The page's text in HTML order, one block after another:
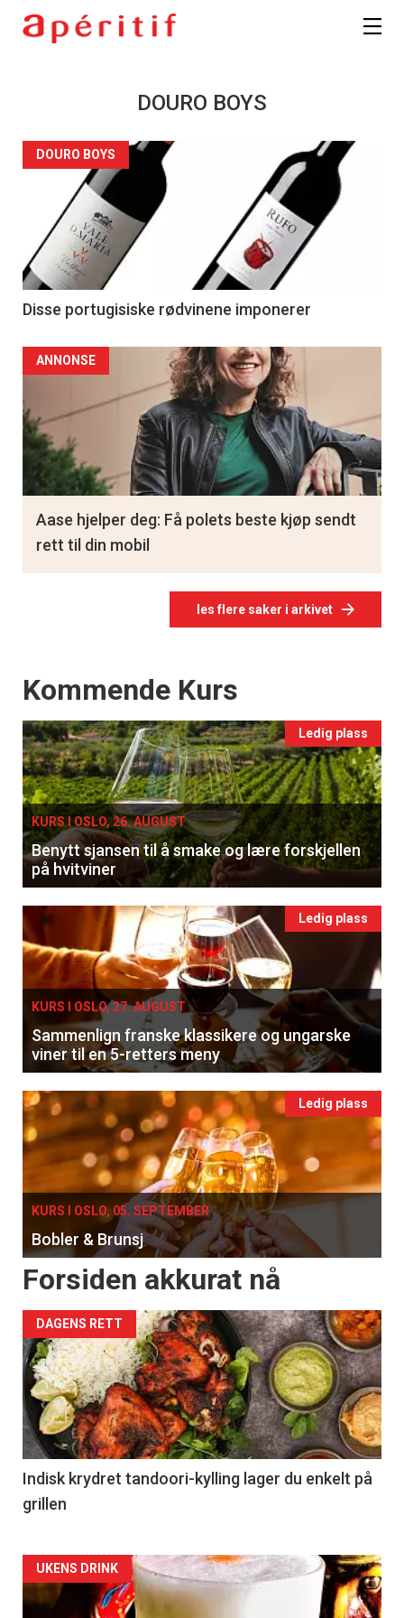
DOURO BOYS
DOURO BOYS
Disse portugisiske rødvinene imponerer
les flere saker i arkivet
ANNONSE
Aase hjelper deg: Få polets beste kjøp sendt
rett til din mobil
Events
Kommende Kurs
Ledig plass
KURS I OSLO, 26. AUGUST
Benytt sjansen til å smake og lære forskjellen
på hvitviner
Ledig plass
KURS I OSLO, 27. AUGUST
Sammenlign franske klassikere og ungarske
viner til en 5-retters meny
Ledig plass
KURS I OSLO, 05. SEPTEMBER
Bobler & Brunsj
Forsiden akkurat nå
DAGENS RETT
Indisk krydret tandoori-kylling lager du enkelt på
grillen
Forsiden
akkurat
UKENS DRINK